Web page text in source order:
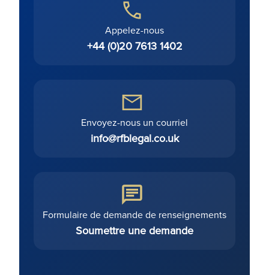
Appelez-nous
+44 (0)20 7613 1402
Envoyez-nous un courriel
info@rfblegal.co.uk
Formulaire de demande de renseignements
Soumettre une demande